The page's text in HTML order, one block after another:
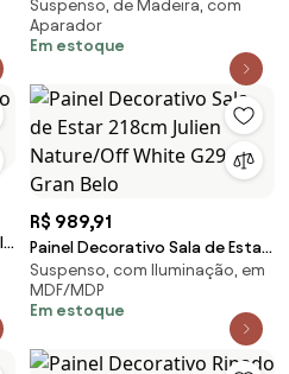
C02 - D'Rossi - Cinza Pérola e
Noce
Suspenso, de Madeira, com
Aparador
Em estoque
R$ 989,91
Painel Decorativo Sala de Estar
218cm Julien Nature/Off White
G29 - Gran Belo
Suspenso, com Iluminação, em
MDF/MDP
Em estoque